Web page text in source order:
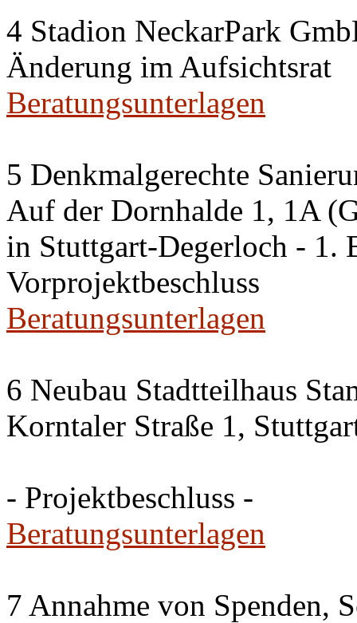
4 Stadion NeckarPark
Änderung im Aufsichtsrat
Beratungsunterlagen
5 Denkmalgerechte
Auf der Dornhalde 1, 1A
in Stuttgart-Degerloch - 1.
Vorprojektbeschluss
Beratungsunterlagen
6 Neubau Stadtteilhaus
Korntaler Straße 1,
- Projektbeschluss -
Beratungsunterlagen
7 Annahme von Spenden,